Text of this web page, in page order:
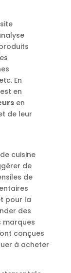
En
en
en
de leur
cuisine
de
de
pour la
des
marques
conçues
à acheter